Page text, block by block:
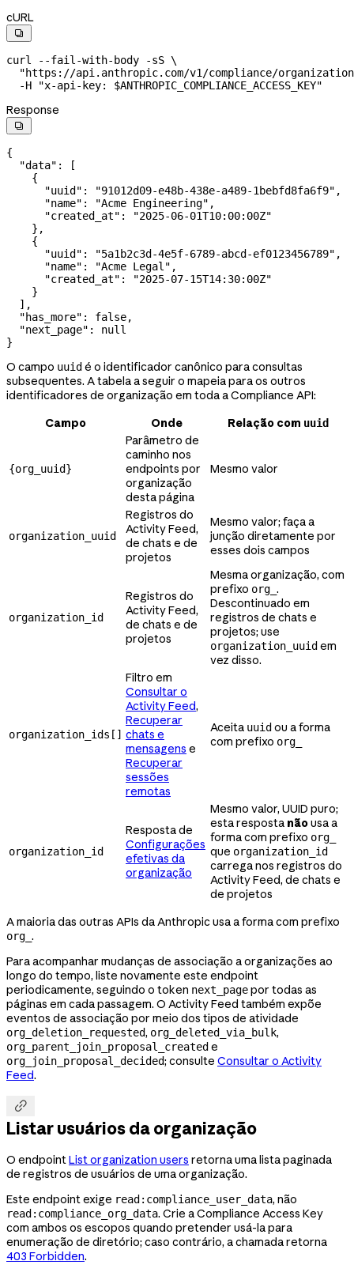
cURL

curl --fail-with-body -sS \
"https://api.anthropic.com/v1/compliance/
  -H
"x-api-key: $ANTHROPIC_COMPLIANCE_ACCESS_KEY"
Response

{
  "data"
: [
    {
      "uuid"
: "91012d09-e48b-438e-a489-1bebfd8fa6f9" ,
      "name"
: "Acme Engineering" ,
      "created_at"
:
"2025-06-01T10:00:00Z"
    },
    {
      "uuid"
: "5a1b2c3d-4e5f-6789-abcd-ef0123456789" ,
      "name"
: "Acme Legal" ,
      "created_at"
:
"2025-07-15T14:30:00Z"
    }
  ],
  "has_more"
: false,
  "next_page"
: null
}
O campo uuid é o identificador canônico para consultas
subsequentes. A tabela a seguir o mapeia para os outros
identificadores de organização em toda a Compliance API:
Campo
Onde Relação com uuid
{org_uuid}
Parâmetro de
caminho nos
endpoints por
organização
desta página
Mesmo valor
organization_uuid
Registros do
Activity Feed,
de chats e de
projetos
Mesmo valor; faça a
junção diretamente por
esses dois campos
organization_id
Registros do
Activity Feed,
de chats e de
projetos
Mesma organização, com
prefixo org_ .
Descontinuado em
registros de chats e
projetos; use
organization_uuid em
vez disso.
organization_ids[]
Filtro em
Consultar o
Activity Feed,
Recuperar
chats e
mensagens e
Recuperar
sessões
remotas
Aceita uuid ou a forma
com prefixo org_
organization_id
Resposta de
Configurações
efetivas da
organização
Mesmo valor, UUID puro;
esta resposta nãousa a
forma com prefixo org_
que organization_id
carrega nos registros do
Activity Feed, de chats e
de projetos
A maioria das outras APIs da Anthropic usa a forma com prefixo
org_ .
Para acompanhar mudanças de associação a organizações ao
longo do tempo, liste novamente este endpoint
periodicamente, seguindo o token next_pagepor todas as
páginas em cada passagem. O Activity Feed também expõe
eventos de associação por meio dos tipos de atividade
org_deletion_requested, org_deleted_via_bulk,
org_parent_join_proposal_created e
org_join_proposal_decided; consulte Consultar o Activity
Feed.

Listar usuários da organização
O endpoint List organization users retorna uma lista paginada
de registros de usuários de uma organização.
Este endpoint exige read:compliance_user_data, não
read:compliance_org_data. Crie a Compliance Access Key
com ambos os escopos quando pretender usá-la para
enumeração de diretório; caso contrário, a chamada retorna
403 Forbidden.